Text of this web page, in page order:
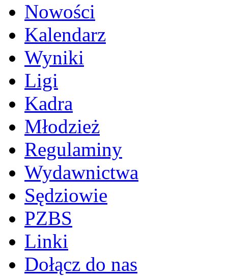
Nowości
Kalendarz
Wyniki
Ligi
Kadra
Młodzież
Regulaminy
Wydawnictwa
Sędziowie
PZBS
Linki
Dołącz do nas